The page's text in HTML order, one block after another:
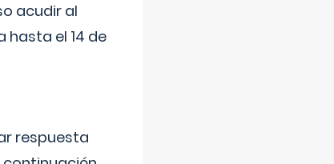
acudir al
hasta el 14 de
respuesta